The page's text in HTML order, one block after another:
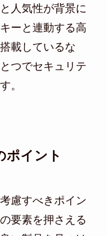
人気性が背景に
ーと連動する高
載しているな
つでセキュリテ
。
ポイント
慮すべきポイン
要素を押さえる